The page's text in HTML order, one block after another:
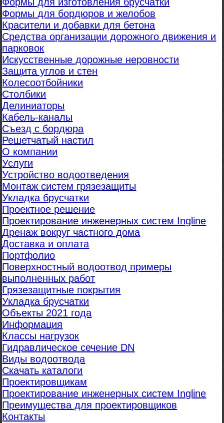
Формы для изготовления брусчатки
Формы для бордюров и желобов
Красители и добавки для бетона
Средства организации дорожного движения и
парковок
Искусственные дорожные неровности
Защита углов и стен
Колесоотбойники
Столбики
Делиниаторы
Кабель-каналы
Съезд с бордюра
Решетчатый настил
О компании
Услуги
Устройство водоотведения
Монтаж систем грязезащиты
Укладка брусчатки
Проектное решение
Проектирование инженерных систем Ingline
Дренаж вокруг частного дома
Доставка и оплата
Портфолио
Поверхностный водоотвод примеры
выполненных работ
Грязезащитные покрытия
Укладка брусчатки
Объекты 2021 года
Информация
Классы нагрузок
Гидравлическое сечение DN
Виды водоотвода
Скачать каталоги
Проектировщикам
Проектирование инженерных систем Ingline
Преимущества для проектировщиков
Контакты